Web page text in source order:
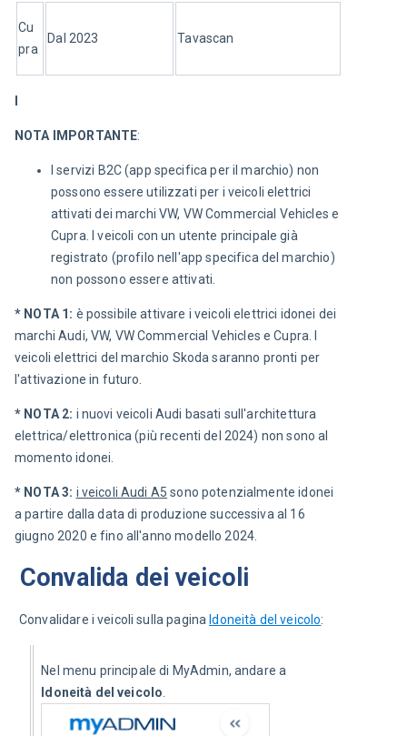
Cu
pra
Dal 2023 Tavascan
NOTA IMPORTANTE:
I servizi B2C (app specifica per il marchio) non
possono essere utilizzati per i veicoli elettrici
attivati dei marchi VW, VW Commercial Vehicles e
Cupra. I veicoli con un utente principale già
registrato (profilo nell'app specifica del marchio)
non possono essere attivati.
* NOTA 1: è possibile attivare i veicoli elettrici idonei dei
marchi Audi, VW, VW Commercial Vehicles e Cupra. I
veicoli elettrici del marchio Skoda saranno pronti per
l'attivazione in futuro.
* NOTA 2: i nuovi veicoli Audi basati sull'architettura
elettrica/elettronica (più recenti del 2024) non sono al
momento idonei.
* NOTA 3: i veicoli Audi A5 sono potenzialmente idonei
a partire dalla data di produzione successiva al 16
giugno 2020 e fino all'anno modello 2024.
Convalida dei veicoli
Convalidare i veicoli sulla pagina Idoneità del veicolo:
Nel menu principale di MyAdmin, andare a
Idoneità del veicolo